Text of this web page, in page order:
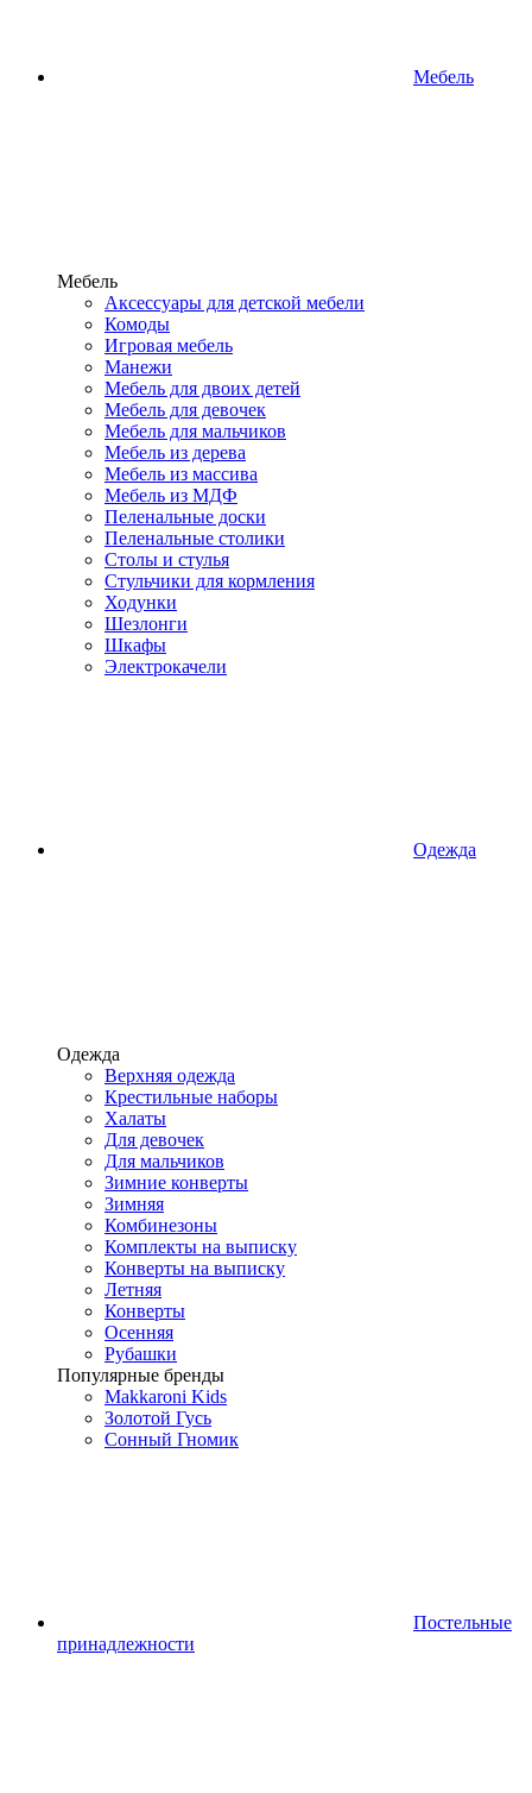
Мебель
Мебель
Аксессуары для детской мебели
Комоды
Игровая мебель
Манежи
Мебель для двоих детей
Мебель для девочек
Мебель для мальчиков
Мебель из дерева
Мебель из массива
Мебель из МДФ
Пеленальные доски
Пеленальные столики
Столы и стулья
Стульчики для кормления
Ходунки
Шезлонги
Шкафы
Электрокачели
Одежда
Одежда
Верхняя одежда
Крестильные наборы
Халаты
Для девочек
Для мальчиков
Зимние конверты
Зимняя
Комбинезоны
Комплекты на выписку
Конверты на выписку
Летняя
Конверты
Осенняя
Рубашки
Популярные бренды
Makkaroni Kids
Золотой Гусь
Сонный Гномик
Постельные
принадлежности